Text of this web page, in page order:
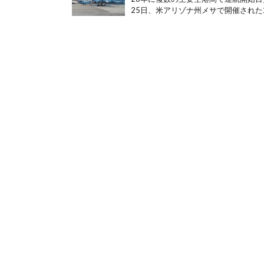
25日、米アリゾナ州メサで開催され